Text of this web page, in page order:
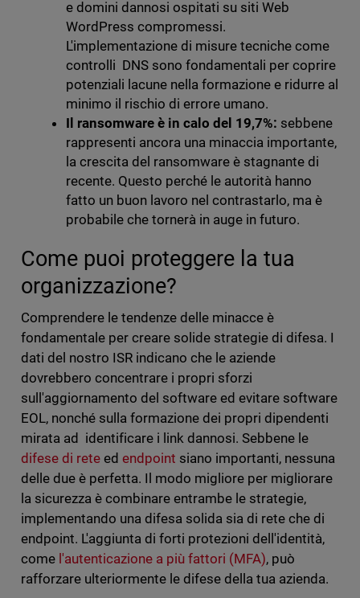
e domini dannosi ospitati su siti Web
WordPress compromessi.
L'implementazione di misure tecniche come
controlli DNS sono fondamentali per coprire
potenziali lacune nella formazione e ridurre al
minimo il rischio di errore umano.
Il ransomware è in calo del 19,7%: sebbene
rappresenti ancora una minaccia importante,
la crescita del ransomware è stagnante di
recente. Questo perché le autorità hanno
fatto un buon lavoro nel contrastarlo, ma è
probabile che tornerà in auge in futuro.
Come puoi proteggere la tua
organizzazione?
Comprendere le tendenze delle minacce è
fondamentale per creare solide strategie di difesa. I
dati del nostro ISR indicano che le aziende
dovrebbero concentrare i propri sforzi
sull'aggiornamento del software ed evitare software
EOL, nonché sulla formazione dei propri dipendenti
mirata ad identificare i link dannosi. Sebbene le
difese di reteed endpoint siano importanti, nessuna
delle due è perfetta. Il modo migliore per migliorare
la sicurezza è combinare entrambe le strategie,
implementando una difesa solida sia di rete che di
endpoint. L'aggiunta di forti protezioni dell'identità,
come l'autenticazione a più fattori (MFA), può
rafforzare ulteriormente le difese della tua azienda.